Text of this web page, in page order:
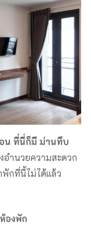
น ที่นี่ก็มี ม่านทึบ
อำนวยความสะดวก
กที่นี้ไม่ได้แล้ว
องพัก